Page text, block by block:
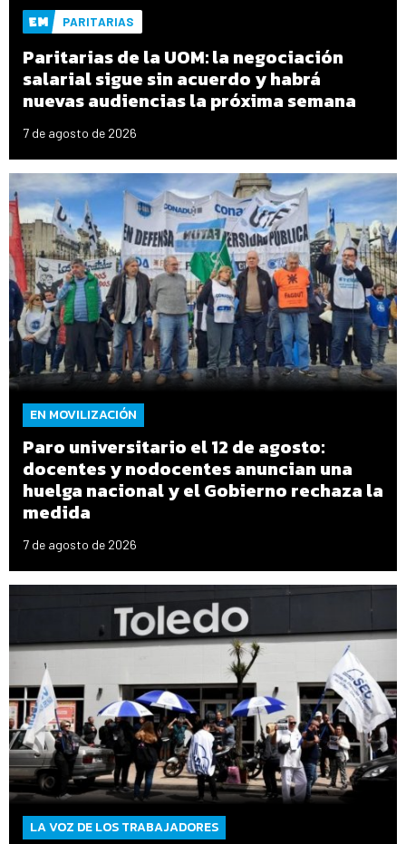
PARITARIAS
Paritarias de la UOM: la negociación
salarial sigue sin acuerdo y habrá
nuevas audiencias la próxima semana
7 de agosto de 2026
EN MOVILIZACIÓN
Paro universitario el 12 de agosto:
docentes y nodocentes anuncian una
huelga nacional y el Gobierno rechaza la
medida
7 de agosto de 2026
LA VOZ DE LOS TRABAJADORES